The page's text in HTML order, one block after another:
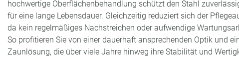
hochwertige Oberflächenbehandlung schützt den Stahl
für eine lange Lebensdauer. Gleichzeitig reduziert sich der
da kein regelmäßiges Nachstreichen oder aufwendige
So profitieren Sie von einer dauerhaft ansprechenden Optik und
Zaunlösung, die über viele Jahre hinweg ihre Stabilität und